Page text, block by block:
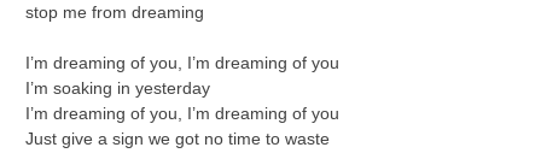
stop me from dreaming
I’m dreaming of you, I’m dreaming of you
I’m soaking in yesterday
I’m dreaming of you, I’m dreaming of you
Just give a sign we got no time to waste